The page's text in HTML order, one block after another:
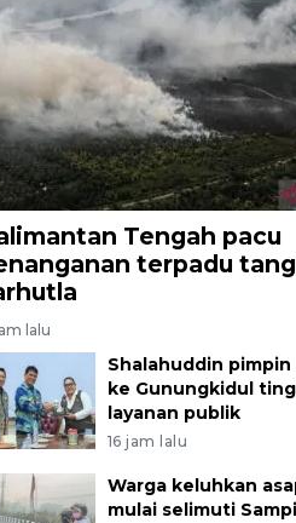
Tengah pacu
terpadu
lalu
Shalahuddin
ke Gunungkidul
layanan publik
16 jam lalu
Warga keluhkan
mulai selimuti